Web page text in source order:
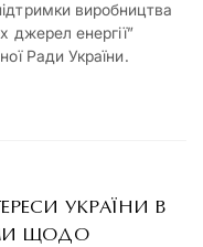
виробництва
джерел енергії”
Ради України.
УКРАЇНИ В
ЩОДО